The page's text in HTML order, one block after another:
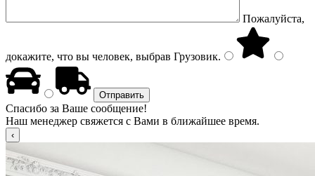
Пожалуйста,
докажите, что вы человек, выбрав Грузовик.
Спасибо за Ваше сообщение!
Наш менеджер свяжется с Вами в ближайшее время.